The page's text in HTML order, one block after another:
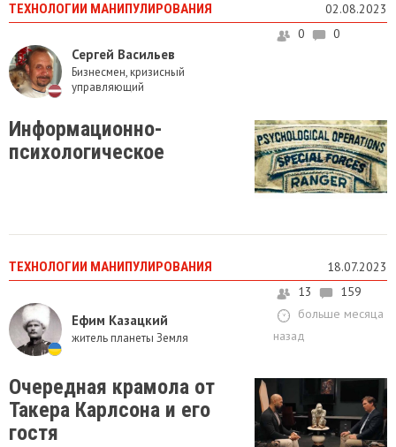
ТЕХНОЛОГИИ МАНИПУЛИРОВАНИЯ 02.08.2023
Сергей Васильев
Бизнесмен, кризисный
управляющий
0 0
Информационно-
психологическое
ТЕХНОЛОГИИ МАНИПУЛИРОВАНИЯ 18.07.2023
Ефим Казацкий
житель планеты Земля
13
159
больше месяца
назад
Очередная крамола от
Такера Карлсона и его
гостя